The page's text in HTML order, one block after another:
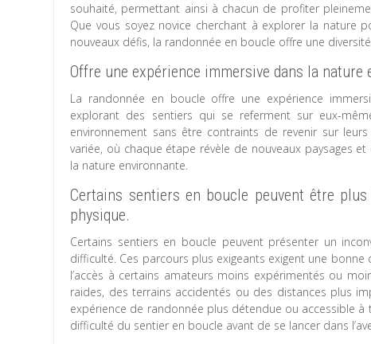
souhaité, permettant ainsi à chacun de profiter
Que vous soyez novice cherchant à explorer la nature
nouveaux défis, la randonnée en boucle offre une
Offre une expérience immersive dans la
La randonnée en boucle offre une expérience
explorant des sentiers qui se referment sur eux-
environnement sans être contraints de revenir sur
variée, où chaque étape révèle de nouveaux paysages
la nature environnante.
Certains sentiers en boucle peuvent être
physique.
Certains sentiers en boucle peuvent présenter un
difficulté. Ces parcours plus exigeants exigent une
l’accès à certains amateurs moins expérimentés ou
raides, des terrains accidentés ou des distances plus
expérience de randonnée plus détendue ou accessible
difficulté du sentier en boucle avant de se lancer dans